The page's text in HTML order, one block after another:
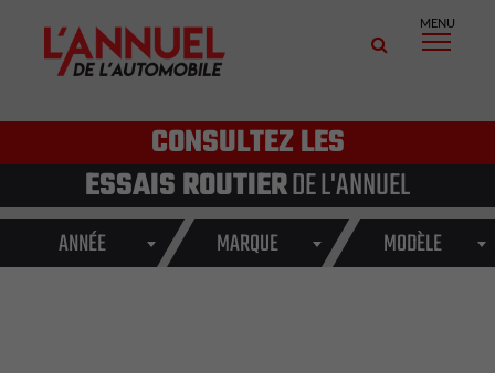
MENU
CONSULTEZ LES
ESSAIS ROUTIERDE L'ANNUEL
ANNÉE MARQUE MODÈLE